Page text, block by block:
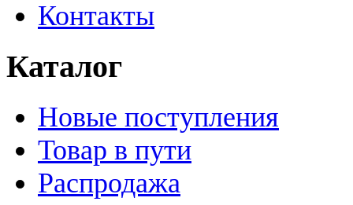
Контакты
Каталог
Новые поступления
Товар в пути
Распродажа